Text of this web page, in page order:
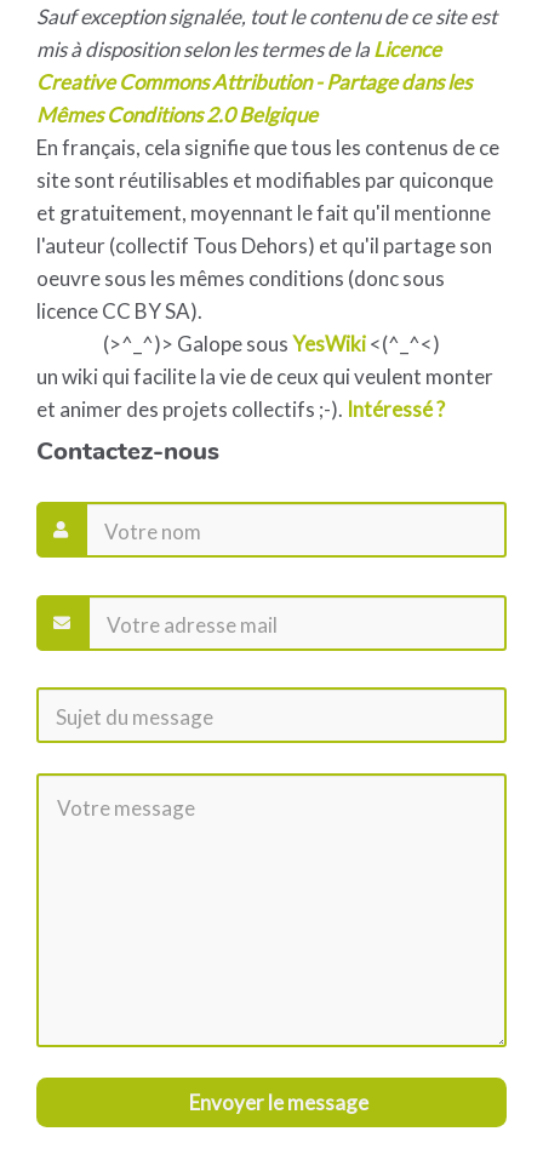
Sauf exception signalée, tout le contenu de ce site est
mis à disposition selon les termes de laLicence
Creative Commons Attribution - Partage dans les
Mêmes Conditions 2.0 Belgique
En français, cela signifie que tous les contenus de ce
site sont réutilisables et modifiables par quiconque
et gratuitement, moyennant le fait qu'il mentionne
l'auteur (collectif Tous Dehors) et qu'il partage son
oeuvre sous les mêmes conditions (donc sous
licence CC BY SA).
(>^_^)> Galope sousYesWiki<(^_^<)
un wiki qui facilite la vie de ceux qui veulent monter
et animer des projets collectifs ;-). Intéressé ?
Contactez-nous
Envoyer le message